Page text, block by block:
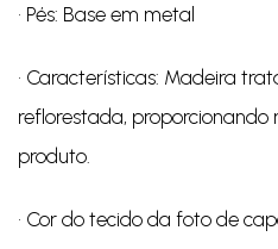
• Pés: Base em metal
• Características: Madeira
reflorestada, proporcionando
produto.
• Cor do tecido da foto de